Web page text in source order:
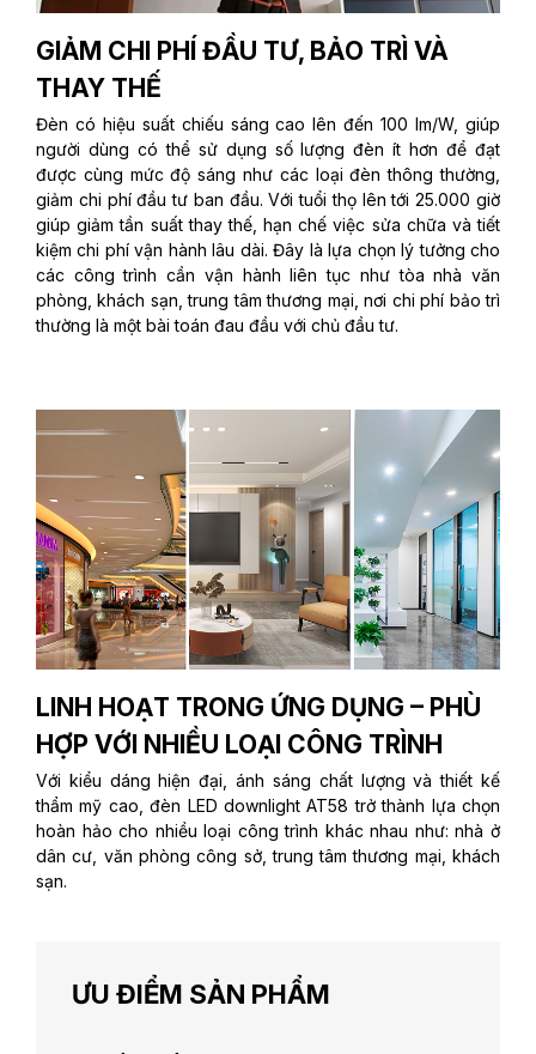
GIẢM CHI PHÍ ĐẦU TƯ, BẢO TRÌ VÀ
THAY THẾ
Đèn có hiệu suất chiếu sáng cao lên đến 100 lm/W, giúp
người dùng có thể sử dụng số lượng đèn ít hơn để đạt
được cùng mức độ sáng như các loại đèn thông thường,
giảm chi phí đầu tư ban đầu. Với tuổi thọ lên tới 25.000 giờ
giúp giảm tần suất thay thế, hạn chế việc sửa chữa và tiết
kiệm chi phí vận hành lâu dài. Đây là lựa chọn lý tưởng cho
các công trình cần vận hành liên tục như tòa nhà văn
phòng, khách sạn, trung tâm thương mại, nơi chi phí bảo trì
thường là một bài toán đau đầu với chủ đầu tư.
LINH HOẠT TRONG ỨNG DỤNG – PHÙ
HỢP VỚI NHIỀU LOẠI CÔNG TRÌNH
Với kiểu dáng hiện đại, ánh sáng chất lượng và thiết kế
thẩm mỹ cao, đèn LED downlight AT58 trở thành lựa chọn
hoàn hảo cho nhiều loại công trình khác nhau như: nhà ở
dân cư, văn phòng công sở, trung tâm thương mại, khách
sạn.
ƯU ĐIỂM SẢN PHẨM